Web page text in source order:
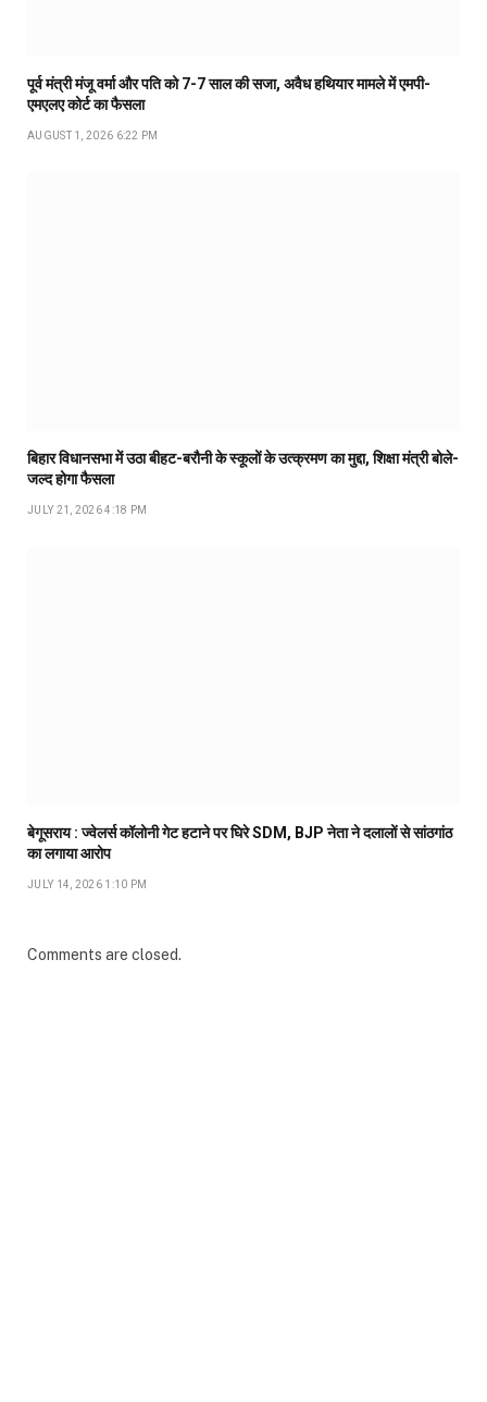
पूर्व मंत्री मंजू वर्मा और पति को 7-7 साल की सजा, अवैध हथियार मामले में एमपी-
एमएलए कोर्ट का फैसला
AUGUST 1, 2026 6:22 PM
बिहार विधानसभा में उठा बीहट-बरौनी के स्कूलों के उत्क्रमण का मुद्दा, शिक्षा मंत्री बोले-
जल्द होगा फैसला
JULY 21, 2026 4:18 PM
बेगूसराय : ज्वेलर्स कॉलोनी गेट हटाने पर घिरे SDM, BJP नेता ने दलालों से सांठगांठ
का लगाया आरोप
JULY 14, 2026 1:10 PM
Comments are closed.